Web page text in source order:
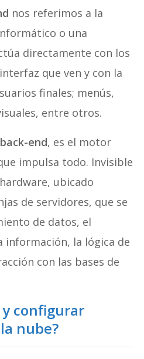
nos referimos a la
o una
directamente con los
que ven y con la
finales; menús,
entre otros.
back-end, es el motor
impulsa todo. Invisible
ubicado
de servidores, que se
de datos, el
información, la lógica de
con las bases de
configurar
nube?